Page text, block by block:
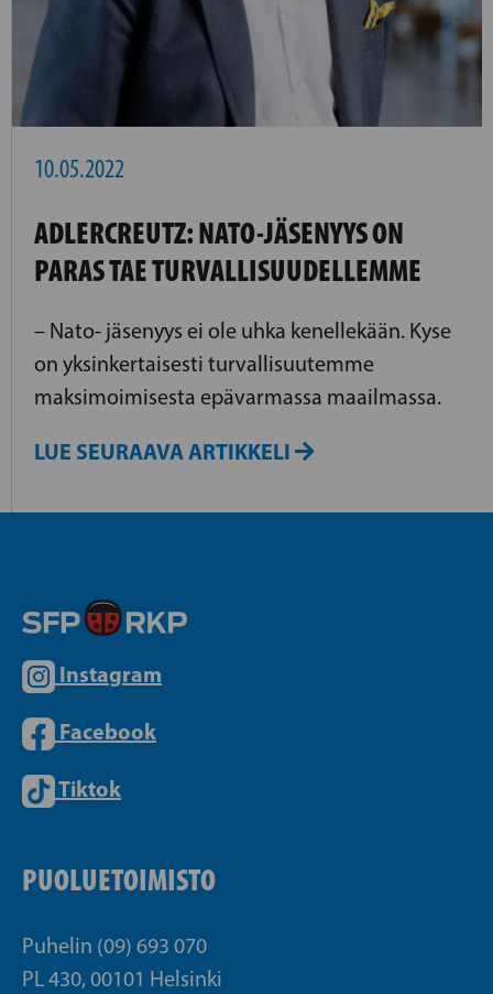
10.05.2022
ADLERCREUTZ: NATO-JÄSENYYS ON
PARAS TAE TURVALLISUUDELLEMME
– Nato- jäsenyys ei ole uhka kenellekään. Kyse
on yksinkertaisesti turvallisuutemme
maksimoimisesta epävarmassa maailmassa.
LUE SEURAAVA ARTIKKELI
Instagram
Facebook
Tiktok
PUOLUETOIMISTO
Puhelin (09) 693 070
PL 430, 00101 Helsinki